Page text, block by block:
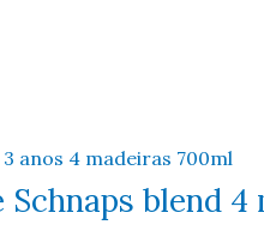
blend 4